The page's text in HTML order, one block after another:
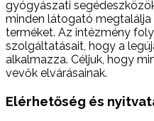
gyógyászati
minden látogató
terméket. Az intézmény
szolgáltatásait, hogy a
alkalmazza. Céljuk, hogy
vevők elvárásainak.
Elérhetőség és